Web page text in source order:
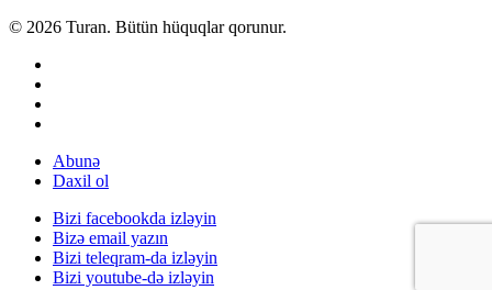
© 2026 Turan. Bütün hüquqlar qorunur.
Abunə
Daxil ol
Bizi facebookda izləyin
Bizə email yazın
Bizi teleqram-da izləyin
Bizi youtube-də izləyin